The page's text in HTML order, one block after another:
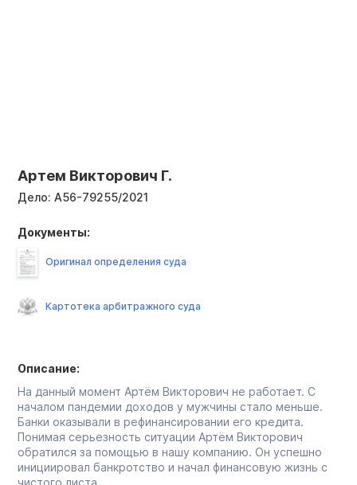
Артем Викторович Г.
Дело: А56-79255/2021
Описание:
На данный момент Артём Викторович не работает. С
началом пандемии доходов у мужчины стало меньше.
Банки оказывали в рефинансировании его кредита.
Понимая серьезность ситуации Артём Викторович
обратился за помощью в нашу компанию. Он успешно
инициировал банкротство и начал финансовую жизнь с
чистого листа.
Документы:
Оригинал определения суда
Картотека арбитражного суда